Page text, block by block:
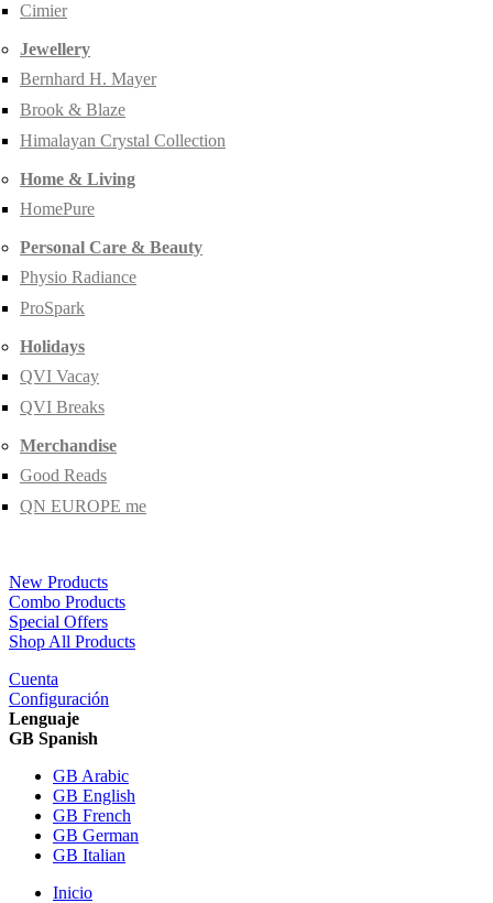
Cimier
Jewellery
Bernhard H. Mayer
Brook & Blaze
Himalayan Crystal Collection
Home & Living
HomePure
Personal Care & Beauty
Physio Radiance
ProSpark
Holidays
QVI Vacay
QVI Breaks
Merchandise
Good Reads
QN EUROPE me
New Products
Combo Products
Special Offers
Shop All Products
Cuenta
Configuración
Lenguaje
GB Spanish
GB Arabic
GB English
GB French
GB German
GB Italian
Inicio